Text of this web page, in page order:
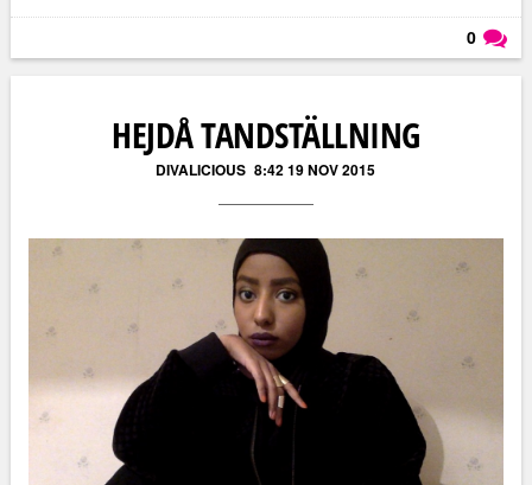
0
HEJDÅ TANDSTÄLLNING
DIVALICIOUS 8:42 19 NOV 2015